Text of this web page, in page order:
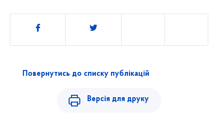
Поділитись
Повернутись до списку публікацій
Версія для друку